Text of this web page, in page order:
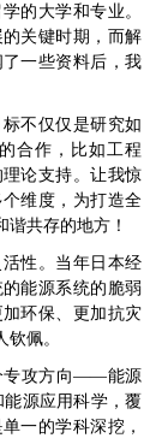
的大学和专业。
关键时期，而解
一些资料后，我
不仅仅是研究如
合作，比如工程
论支持。让我惊
维度，为打造全
共存的地方！
性。当年日本经
能源系统的脆弱
环保、更加抗灾
佩。
专攻方向——能源
源应用科学，覆
一的学科深挖，